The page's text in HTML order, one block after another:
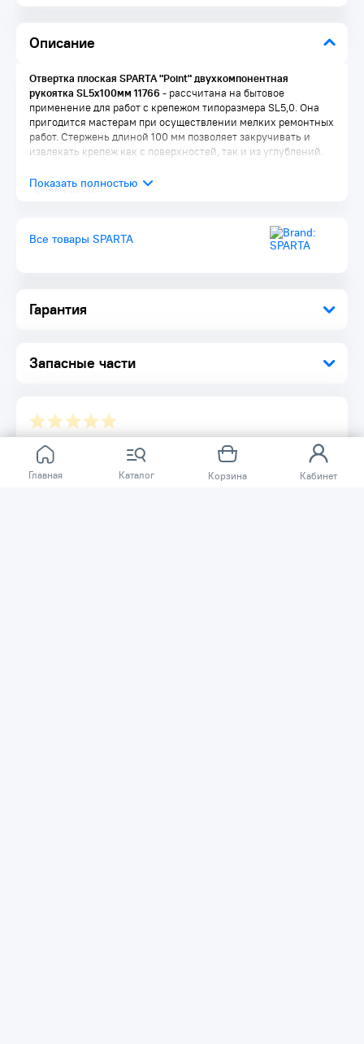
Главная Каталог Корзина Кабинет
Описание
Гарантия
Запасные части
Отвертка плоская SPARTA "Point" двухкомпонентная
рукоятка SL5х100мм 11766 - рассчитана на бытовое
применение для работ с крепежом типоразмера SL5,0. Она
пригодится мастерам при осуществлении мелких ремонтных
работ. Стержень длиной 100 мм позволяет закручивать и
извлекать крепеж как с поверхностей, так и из углублений.
Преимущества:
Улучшенное сцепление с крепежом — рабочая часть
увеличенная передача крутящего момента позволяет
Все товары SPARTA
Отзывов ещё нет.
Расскажите о товаре, который приобрели у нас.